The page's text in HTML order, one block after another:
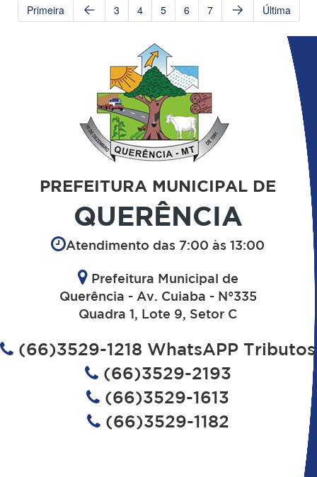
Primeira 3 4 5 6 7 Última
PREFEITURA MUNICIPAL DE
QUERÊNCIA
Atendimento das 7:00 às 13:00
Prefeitura Municipal de
Querência - Av. Cuiaba - N°335
Quadra 1, Lote 9, Setor C
(66)3529-1218 WhatsAPP Tributos
(66)3529-2193
(66)3529-1613
(66)3529-1182